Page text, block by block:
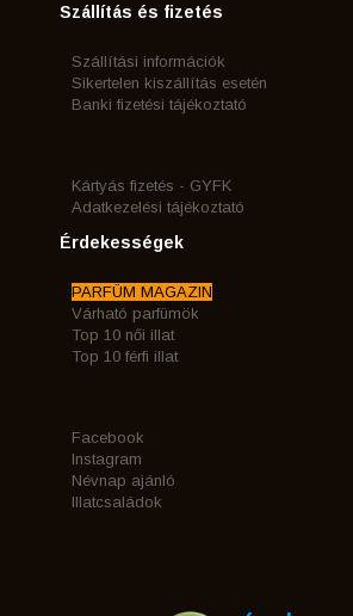
Szállítás és fizetés
Szállítási információk
Sikertelen kiszállítás esetén
Banki fizetési tájékoztató
Kártyás fizetés - GYFK
Adatkezelési tájékoztató
Érdekességek
PARFÜM MAGAZIN
Várható parfümök
Top 10 női illat
Top 10 férfi illat
Facebook
Instagram
Névnap ajánló
Illatcsaládok